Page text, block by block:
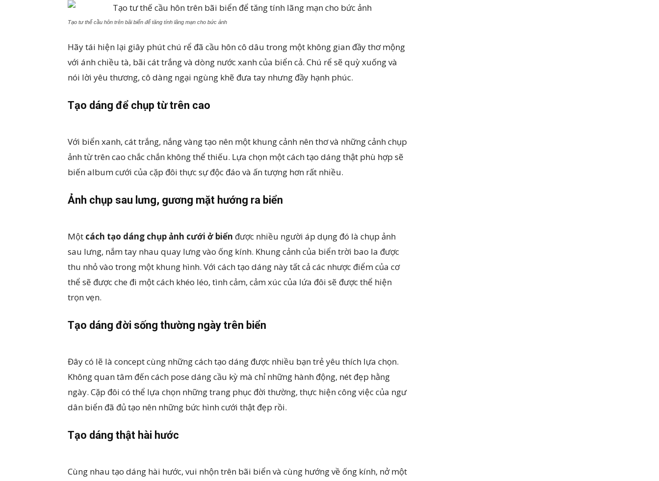
Tạo tư thế cầu hôn trên bãi biển để tăng tính lãng mạn cho bức ảnh
Hãy tái hiện lại giây phút chú rể đã cầu hôn cô dâu trong một không gian đầy thơ mộng
với ánh chiều tà, bãi cát trắng và dòng nước xanh của biển cả. Chú rể sẽ quỳ xuống và
nói lời yêu thương, cô dàng ngại ngùng khẽ đưa tay nhưng đầy hạnh phúc.
Tạo dáng để chụp từ trên cao
Với biển xanh, cát trắng, nắng vàng tạo nên một khung cảnh nên thơ và những cảnh chụp
ảnh từ trên cao chắc chắn không thể thiếu. Lựa chọn một cách tạo dáng thật phù hợp sẽ
biến album cưới của cặp đôi thực sự độc đáo và ấn tượng hơn rất nhiều.
Ảnh chụp sau lưng, gương mặt hướng ra biển
Một cách tạo dáng chụp ảnh cưới ở biển được nhiều người áp dụng đó là chụp ảnh
sau lưng, nắm tay nhau quay lưng vào ống kính. Khung cảnh của biển trời bao la được
thu nhỏ vào trong một khung hình. Với cách tạo dáng này tất cả các nhược điểm của cơ
thể sẽ được che đi một cách khéo léo, tình cảm, cảm xúc của lứa đôi sẽ được thể hiện
trọn vẹn.
Tạo dáng đời sống thường ngày trên biển
Đây có lẽ là concept cùng những cách tạo dáng được nhiều bạn trẻ yêu thích lựa chọn.
Không quan tâm đến cách pose dáng cầu kỳ mà chỉ những hành động, nét đẹp hằng
ngày. Cặp đôi có thể lựa chọn những trang phục đời thường, thực hiện công việc của ngư
dân biển đã đủ tạo nên những bức hình cưới thật đẹp rồi.
Tạo dáng thật hài hước
Cùng nhau tạo dáng hài hước, vui nhộn trên bãi biển và cùng hướng về ống kính, nở một